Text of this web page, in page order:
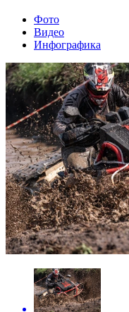
Фото
Видео
Инфографика